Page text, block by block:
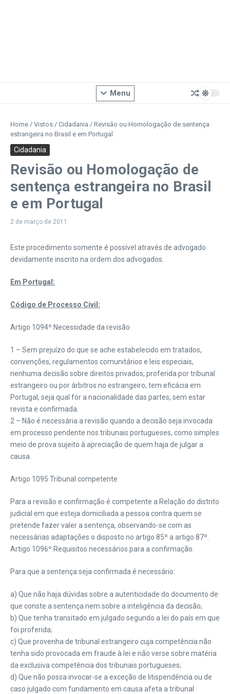
Menu
Home / Vistos / Cidadania / Revisão ou Homologação de sentença
estrangeira no Brasil e em Portugal
Cidadania
Revisão ou Homologação de
sentença estrangeira no Brasil
e em Portugal
2 de março de 2011
Este procedimento somente é possível através de advogado
devidamente inscrito na ordem dos advogados.
Em Portugal:
Código de Processo Civil:
Artigo 1094º Necessidade da revisão
1 – Sem prejuízo do que se ache estabelecido em tratados,
convenções, regulamentos comunitários e leis especiais,
nenhuma decisão sobre direitos privados, proferida por tribunal
estrangeiro ou por árbitros no estrangeiro, tem eficácia em
Portugal, seja qual for a nacionalidade das partes, sem estar
revista e confirmada.
2 – Não é necessária a revisão quando a decisão seja invocada
em processo pendente nos tribunais portugueses, como simples
meio de prova sujeito à apreciação de quem haja de julgar a
causa.
Artigo 1095 Tribunal competente
Para a revisão e confirmação é competente a Relação do distrito
judicial em que esteja domiciliada a pessoa contra quem se
pretende fazer valer a sentença, observando-se com as
necessárias adaptações o disposto no artigo 85º a artigo 87º.
Artigo 1096º Requisitos necessários para a confirmação.
Para que a sentença seja confirmada é necessário:
a) Que não haja dúvidas sobre a autenticidade do documento de
que conste a sentença nem sobre a inteligência da decisão;
b) Que tenha transitado em julgado segundo a lei do país em que
foi proferida;
c) Que provenha de tribunal estrangeiro cuja competência não
tenha sido provocada em fraude à lei e não verse sobre matéria
da exclusiva competência dos tribunais portugueses;
d) Que não possa invocar-se a exceção de litispendência ou de
caso julgado com fundamento em causa afeta a tribunal